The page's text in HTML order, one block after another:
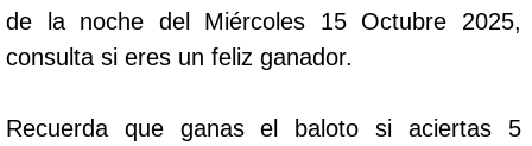
Cafeterito Tarde
de la noche del Miércoles 15 Octubre 2025,
consulta si eres un feliz ganador.
Recuerda que ganas el baloto si aciertas 5